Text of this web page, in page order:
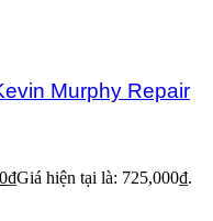
Murphy Repair
₫Giá hiện tại là: 725,000₫.